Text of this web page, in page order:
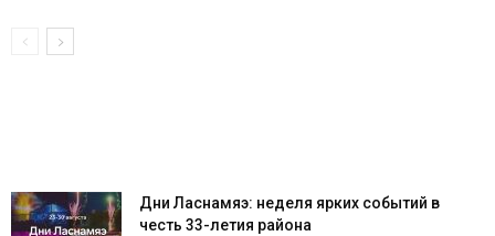
Дни Ласнамяэ: неделя ярких событий в
честь 33-летия района